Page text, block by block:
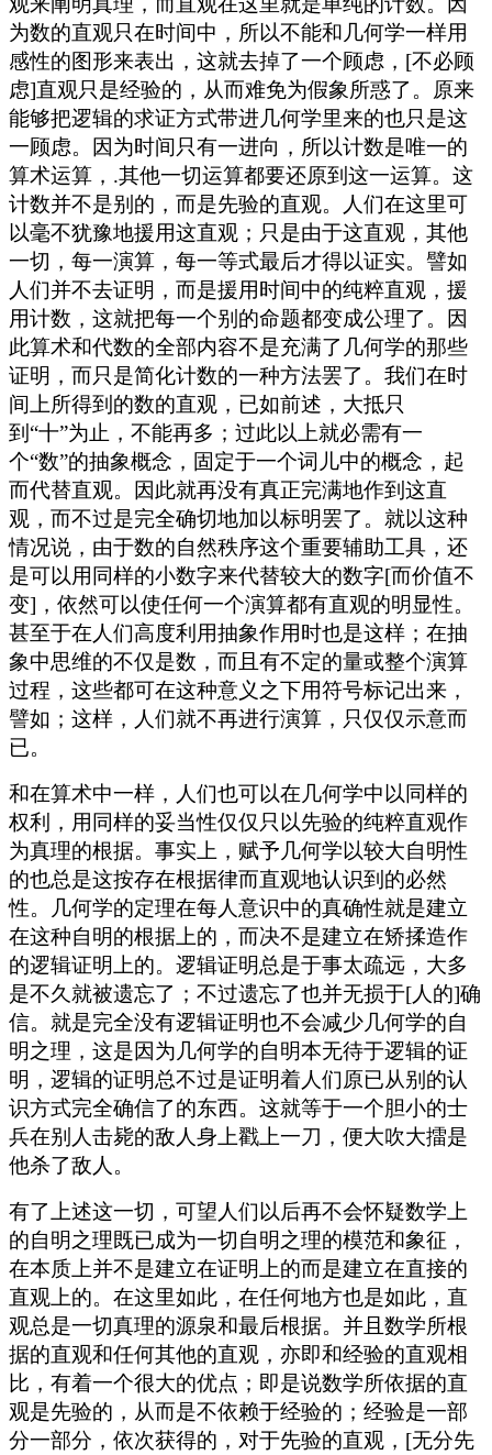
为数的直观只在时间中，所以不能和几何学一样用
感性的图形来表出，这就去掉了一个顾虑，[不必顾
虑]直观只是经验的，从而难免为假象所惑了。原来
能够把逻辑的求证方式带进几何学里来的也只是这
一顾虑。因为时间只有一进向，所以计数是唯一的
算术运算，.其他一切运算都要还原到这一运算。这
计数并不是别的，而是先验的直观。人们在这里可
以毫不犹豫地援用这直观；只是由于这直观，其他
一切，每一演算，每一等式最后才得以证实。譬如
人们并不去证明，而是援用时间中的纯粹直观，援
用计数，这就把每一个别的命题都变成公理了。因
此算术和代数的全部内容不是充满了几何学的那些
证明，而只是简化计数的一种方法罢了。我们在时
间上所得到的数的直观，已如前述，大抵只
到“十”为止，不能再多；过此以上就必需有一
个“数”的抽象概念，固定于一个词儿中的概念，起
而代替直观。因此就再没有真正完满地作到这直
观，而不过是完全确切地加以标明罢了。就以这种
情况说，由于数的自然秩序这个重要辅助工具，还
是可以用同样的小数字来代替较大的数字[而价值不
变]，依然可以使任何一个演算都有直观的明显性。
甚至于在人们高度利用抽象作用时也是这样；在抽
象中思维的不仅是数，而且有不定的量或整个演算
过程，这些都可在这种意义之下用符号标记出来，
譬如；这样，人们就不再进行演算，只仅仅示意而
已。
和在算术中一样，人们也可以在几何学中以同样的
权利，用同样的妥当性仅仅只以先验的纯粹直观作
为真理的根据。事实上，赋予几何学以较大自明性
的也总是这按存在根据律而直观地认识到的必然
性。几何学的定理在每人意识中的真确性就是建立
在这种自明的根据上的，而决不是建立在矫揉造作
的逻辑证明上的。逻辑证明总是于事太疏远，大多
是不久就被遗忘了；不过遗忘了也并无损于[人的]确
信。就是完全没有逻辑证明也不会减少几何学的自
明之理，这是因为几何学的自明本无待于逻辑的证
明，逻辑的证明总不过是证明着人们原已从别的认
识方式完全确信了的东西。这就等于一个胆小的士
兵在别人击毙的敌人身上戳上一刀，便大吹大擂是
他杀了敌人。
有了上述这一切，可望人们以后再不会怀疑数学上
的自明之理既已成为一切自明之理的模范和象征，
在本质上并不是建立在证明上的而是建立在直接的
直观上的。在这里如此，在任何地方也是如此，直
观总是一切真理的源泉和最后根据。并且数学所根
据的直观和任何其他的直观，亦即和经验的直观相
比，有着一个很大的优点；即是说数学所依据的直
观是先验的，从而是不依赖于经验的；经验是一部
分一部分，依次获得的，对于先验的直观，[无分先